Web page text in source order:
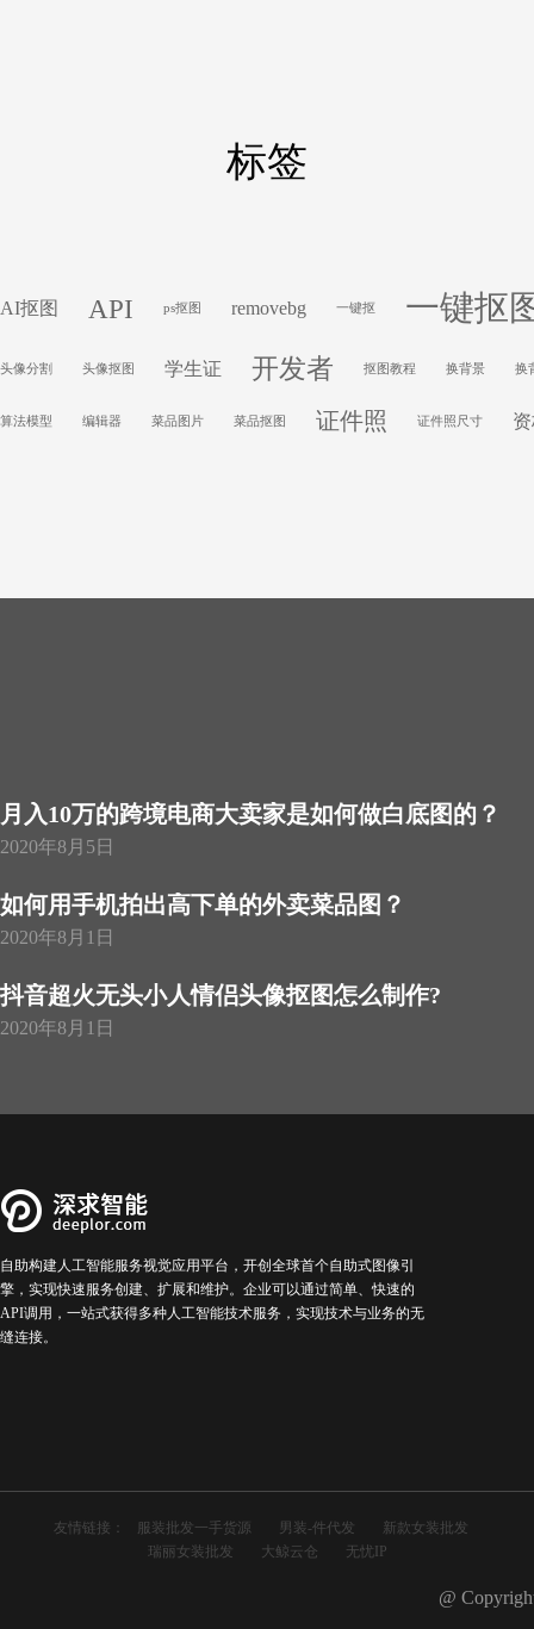
标签
AI抠图 API ps抠图 removebg 一键抠 一键抠
头像分割 头像抠图 学生证 开发者 抠图教程 换背景 换
算法模型 编辑器 菜品图片 菜品抠图 证件照 证件照尺寸
月入10万的跨境电商大卖家是如何做白底图的？
2020年8月5日
如何用手机拍出高下单的外卖菜品图？
2020年8月1日
抖音超火无头小人情侣头像抠图怎么制作?
2020年8月1日
自助构建人工智能服务视觉应用平台，开创全球首个自助式图像引
擎，实现快速服务创建、扩展和维护。企业可以通过简单、快速的
API调用，一站式获得多种人工智能技术服务，实现技术与业务的无
缝连接。
友情链接： 服装批发一手货源 男装-件代发
新款女装批发
瑞丽女装批发
大鲸云仓 无忧IP
@